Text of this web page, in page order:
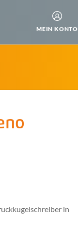
MEIN KONTO
in